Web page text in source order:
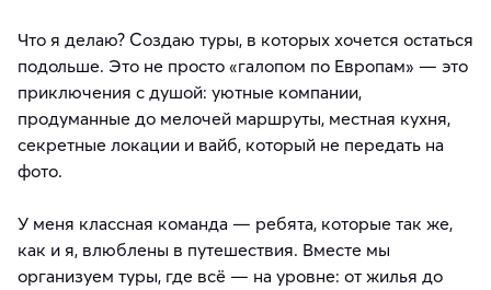
Что я делаю? Создаю туры, в которых хочется остаться
подольше. Это не просто «галопом по Европам» — это
приключения с душой: уютные компании,
продуманные до мелочей маршруты, местная кухня,
секретные локации и вайб, который не передать на
фото.
У меня классная команда — ребята, которые так же,
как и я, влюблены в путешествия. Вместе мы
организуем туры, где всё — на уровне: от жилья до